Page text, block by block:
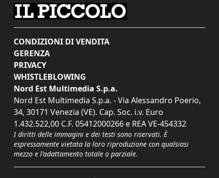
CONDIZIONI DI VENDITA
GERENZA
PRIVACY
WHISTLEBLOWING
Nord Est Multimedia S.p.a.
Nord Est Multimedia S.p.a. - Via Alessandro Poerio,
34, 30171 Venezia (VE). Cap. Soc. i.v. Euro
1.432.522,00 C.F. 05412000266 e REA VE-454332
I diritti delle immagini e dei testi sono riservati. È
espressamente vietata la loro riproduzione con qualsiasi
mezzo e l'adattamento totale o parziale.